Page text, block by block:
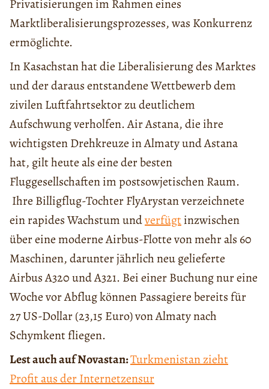
Privatisierungen im Rahmen eines
Marktliberalisierungsprozesses, was Konkurrenz
ermöglichte.
In Kasachstan hat die Liberalisierung des Marktes
und der daraus entstandene Wettbewerb dem
zivilen Luftfahrtsektor zu deutlichem
Aufschwung verholfen. Air Astana, die ihre
wichtigsten Drehkreuze in Almaty und Astana
hat, gilt heute als eine der besten
Fluggesellschaften im postsowjetischen Raum.
Ihre Billigflug-Tochter FlyArystan verzeichnete
ein rapides Wachstum undverfügtinzwischen
über eine moderne Airbus-Flotte von mehr als 60
Maschinen, darunter jährlich neu gelieferte
Airbus A320 und A321. Bei einer Buchung nur eine
Woche vor Abflug können Passagiere bereits für
27 US-Dollar (23,15 Euro) von Almaty nach
Schymkent fliegen.
Lest auch auf Novastan:Turkmenistan zieht
Profit aus der Internetzensur